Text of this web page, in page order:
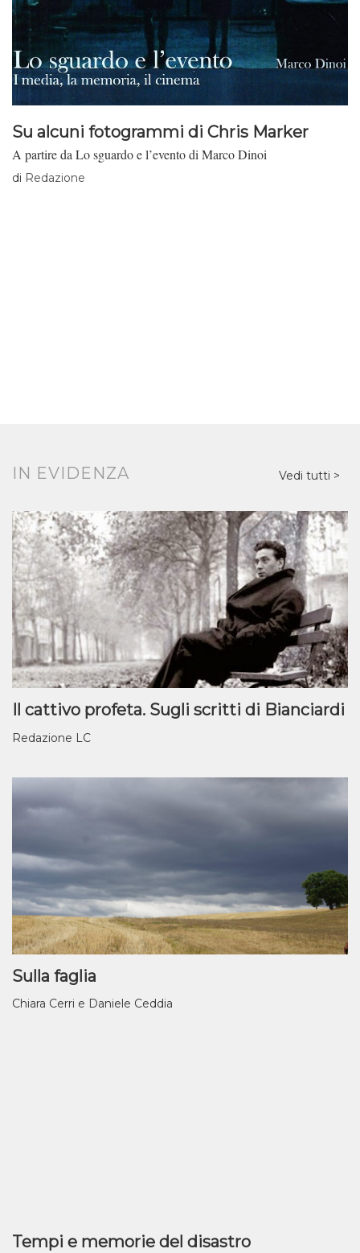
Su alcuni fotogrammi di Chris Marker
A partire da Lo sguardo e l’evento di Marco Dinoi
di Redazione
IN EVIDENZA Vedi tutti
Il cattivo profeta. Sugli scritti di Bianciardi
Redazione LC
Sulla faglia
Chiara Cerri e Daniele Ceddia
Tempi e memorie del disastro